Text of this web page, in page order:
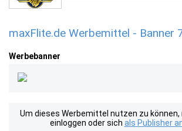
maxFlite.de Werbemittel - Banner
Werbebanner
Um dieses Werbemittel nutzen zu können,
einloggen oder sich als Publisher